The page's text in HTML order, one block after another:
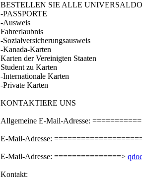
BESTELLEN SIE ALLE
-PASSPORTE
-Ausweis
Fahrerlaubnis
-Sozialversicherungsausweis
-Kanada-Karten
Karten der Vereinigten Staaten
Student zu Karten
-Internationale Karten
-Private Karten
KONTAKTIERE UNS
Allgemeine E-Mail-Adresse:
E-Mail-Adresse:
E-Mail-Adresse: ===============>
Kontakt: